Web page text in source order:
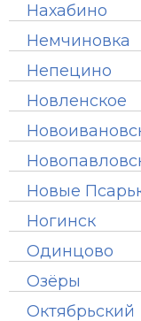
Нахабино
Немчиновка
Непецино
Новленское
Новые
Ногинск
Одинцово
Озёры
Октябрьский